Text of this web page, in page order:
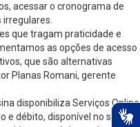
acessar o cronograma de
que tragam praticidade e
as opções de acesso
que são alternativas
Planas Romani, gerente
disponibiliza Serviços Online
e débito, disponível no site